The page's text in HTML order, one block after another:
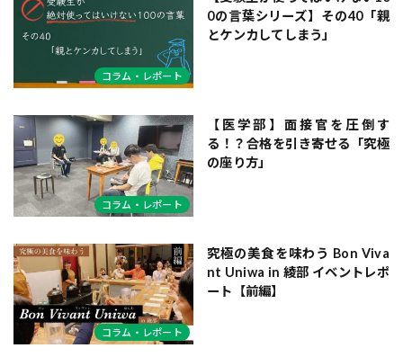
コラム・レポート
0の言葉シリーズ】その40「親
とケンカしてしまう」
コラム・レポート
【医学部】面接官を圧倒す
る！？合格を引き寄せる「究極
の座り方」
コラム・レポート
究極の美食を味わう Bon Viva
nt Uniwa in 綾部 イベントレポ
ート【前編】